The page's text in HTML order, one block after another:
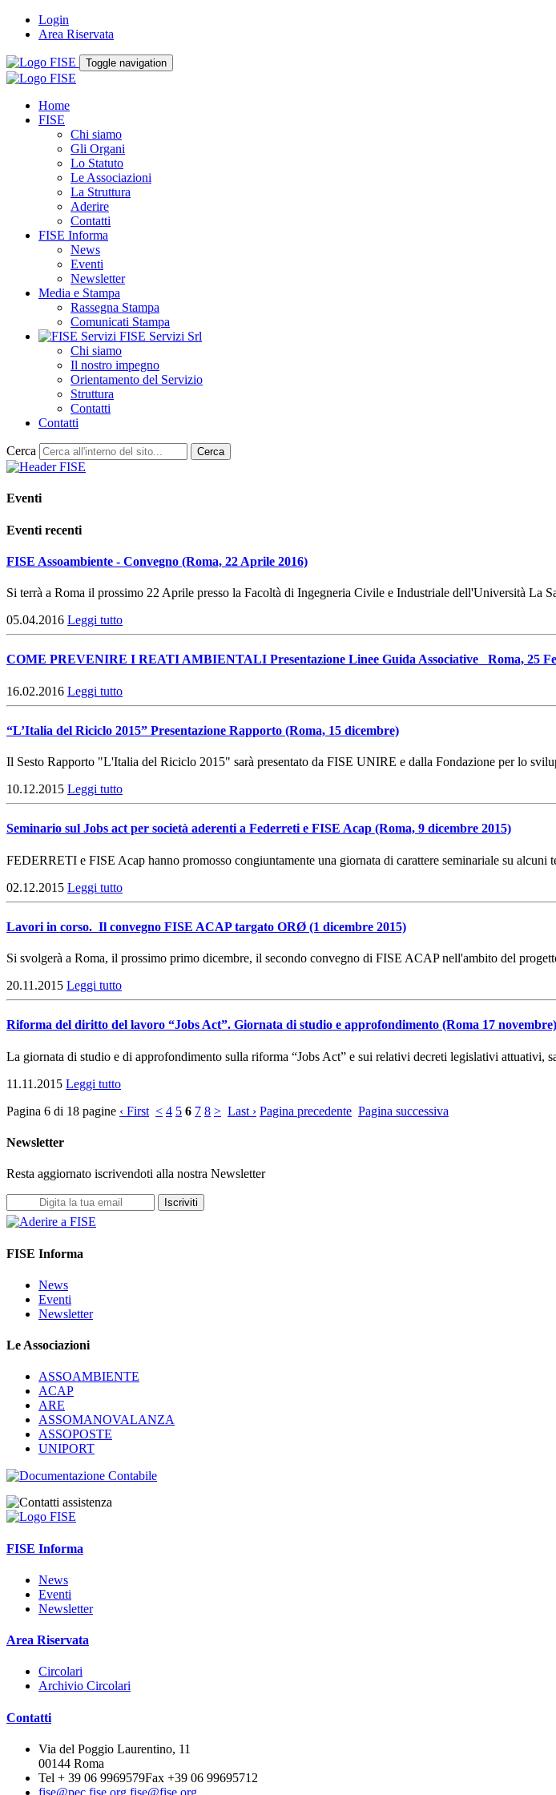
Login
Area Riservata
Toggle navigation
Home
FISE
Chi siamo
Gli Organi
Lo Statuto
Le Associazioni
La Struttura
Aderire
Contatti
FISE Informa
News
Eventi
Newsletter
Media e Stampa
Rassegna Stampa
Comunicati Stampa
FISE Servizi Srl
Chi siamo
Il nostro impegno
Orientamento del Servizio
Struttura
Contatti
Contatti
Cerca Cerca
Eventi
Eventi recenti
FISE Assoambiente - Convegno (Roma, 22 Aprile 2016)
Si terrà a Roma il prossimo 22 Aprile presso la Facoltà di Ingegneria Civile e Industriale dell'Università La
05.04.2016 Leggi tutto
COME PREVENIRE I REATI AMBIENTALI Presentazione Linee Guida Associative Roma, 25
16.02.2016 Leggi tutto
“L’Italia del Riciclo 2015” Presentazione Rapporto (Roma, 15 dicembre)
Il Sesto Rapporto "L'Italia del Riciclo 2015" sarà presentato da FISE UNIRE e dalla Fondazione per lo
10.12.2015 Leggi tutto
Seminario sul Jobs act per società aderenti a Federreti e FISE Acap (Roma, 9 dicembre 2015)
FEDERRETI e FISE Acap hanno promosso congiuntamente una giornata di carattere seminariale su
02.12.2015 Leggi tutto
Lavori in corso. Il convegno FISE ACAP targato ORØ (1 dicembre 2015)
Si svolgerà a Roma, il prossimo primo dicembre, il secondo convegno di FISE ACAP nell'ambito del
20.11.2015 Leggi tutto
Riforma del diritto del lavoro “Jobs Act”. Giornata di studio e approfondimento (Roma 17 novembre)
La giornata di studio e di approfondimento sulla riforma “Jobs Act” e sui relativi decreti legislativi attuativi,
11.11.2015 Leggi tutto
Pagina 6 di 18 pagine ‹ First < 4 5 6 7 8 > Last › Pagina precedente Pagina successiva
Newsletter
Resta aggiornato iscrivendoti alla nostra Newsletter
Iscriviti
FISE Informa
News
Eventi
Newsletter
Le Associazioni
ASSOAMBIENTE
ACAP
ARE
ASSOMANOVALANZA
ASSOPOSTE
UNIPORT
FISE Informa
News
Eventi
Newsletter
Area Riservata
Circolari
Archivio Circolari
Contatti
Via del Poggio Laurentino, 11
00144 Roma
Tel + 39 06 9969579Fax +39 06 99695712
fise@pec.fise.org fise@fise.org